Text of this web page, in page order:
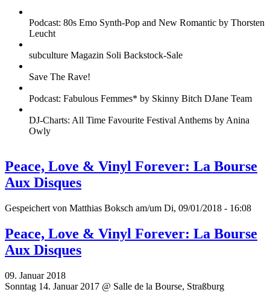
Podcast: 80s Emo Synth-Pop and New Romantic by Thorsten
Leucht
subculture Magazin Soli Backstock-Sale
Save The Rave!
Podcast: Fabulous Femmes* by Skinny Bitch DJane Team
DJ-Charts: All Time Favourite Festival Anthems by Anina
Owly
Peace, Love & Vinyl Forever: La Bourse
Aux Disques
Gespeichert von Matthias Boksch am/um Di, 09/01/2018 - 16:08
Peace, Love & Vinyl Forever: La Bourse
Aux Disques
09. Januar 2018
Sonntag 14. Januar 2017 @ Salle de la Bourse, Straßburg